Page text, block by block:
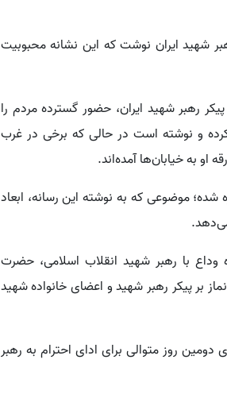
شهید ایران نوشت که این نشانه محبوبیت
رهبر شهید ایران، حضور گسترده مردم را
و نوشته است در حالی که برخی در غرب
او به خیابان‌ها آمده‌اند.
از حدود 100 کشور نیز اشاره شده؛ موضوعی که به نوشته این رسانه، ابعاد
وداع با رهبر شهید انقلاب اسلامی، حضرت
بر پیکر رهبر شهید و اعضای خانواده شهید
دومین روز متوالی برای ادای احترام به رهبر